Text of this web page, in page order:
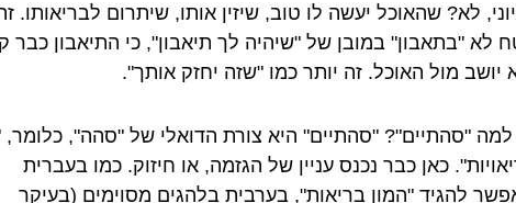
לא? שהאוכל יעשה לו טוב, שיזין אותו, שיתרום לבריאותו.
לא "בתאבון" במובן של "שיהיה לך תיאבון", כי התיאבון כבר
יושב מול האוכל. זה יותר כמו "שזה יחזק אותך".
למה "סהתיים"? "סהתיים" היא צורת הדואלי של "סהה", כלומר,
כאן כבר נכנס עניין של הגזמה, או חיזוק. כמו בעברית
להגיד "המון בריאות", בערבית בלהגים מסוימים (בעיקר